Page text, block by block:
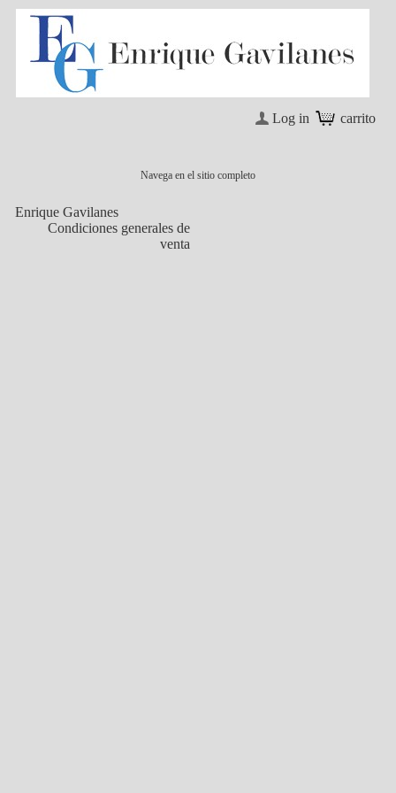
carrito
Log in
Navega en el sitio completo
Enrique Gavilanes
Condiciones generales de
venta